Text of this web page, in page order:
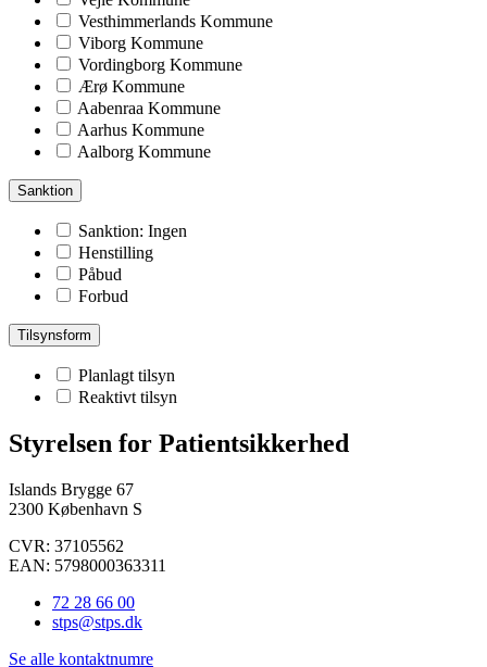
Vesthimmerlands Kommune
Viborg Kommune
Vordingborg Kommune
Ærø Kommune
Aabenraa Kommune
Aarhus Kommune
Aalborg Kommune
Sanktion
Sanktion: Ingen
Henstilling
Påbud
Forbud
Tilsynsform
Planlagt tilsyn
Reaktivt tilsyn
Styrelsen for Patientsikkerhed
Islands Brygge 67
2300 København S
CVR: 37105562
EAN: 5798000363311
72 28 66 00
stps@stps.dk
Se alle kontaktnumre